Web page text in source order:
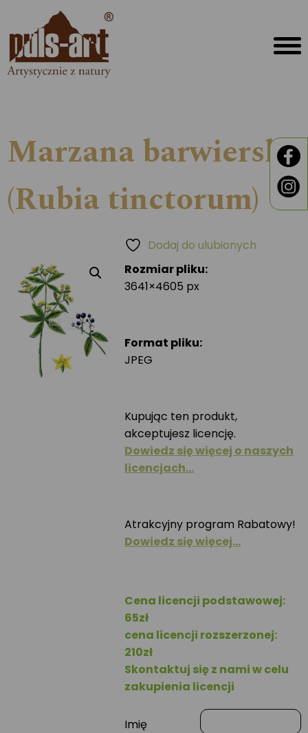
Marzana barwierska
(Rubia tinctorum)
Rozmiar pliku:
3641×4605 px
Format pliku:
JPEG
Kupując ten produkt,
akceptujesz licencję.
Dowiedz się więcej o naszych
licencjach…
Atrakcyjny program Rabatowy!
Dowiedz się więcej…
Cena licencji podstawowej:
65zł
cena licencji rozszerzonej:
210zł
Skontaktuj się z nami w celu
zakupienia licencji
Imię
Dodaj do ulubionych